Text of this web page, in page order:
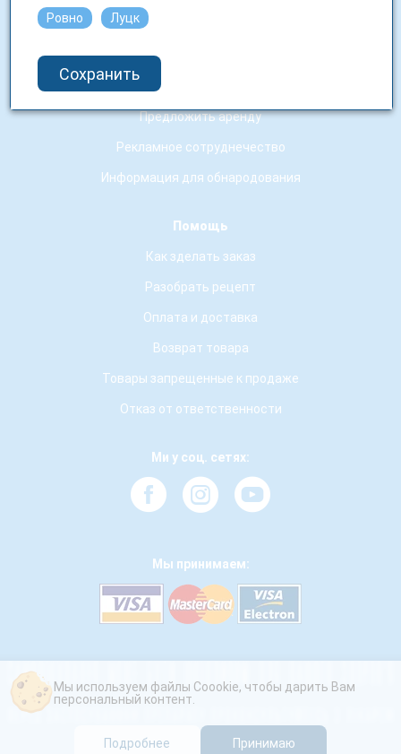
Сотрудничество
Юридическим лицам
Предложить аренду
Рекламное сотруднечество
Информация для обнародования
Помощь
Как зделать заказ
Разобрать рецепт
Оплата и доставка
Возврат товара
Товары запрещенные к продаже
Отказ от ответственности
Ми у соц. сетях:
Мы принимаем:
Мы используем файлы Coookie, чтобы дарить Вам
персональный контент.
Подробнее Принимаю
Ровно Луцк
Сохранить